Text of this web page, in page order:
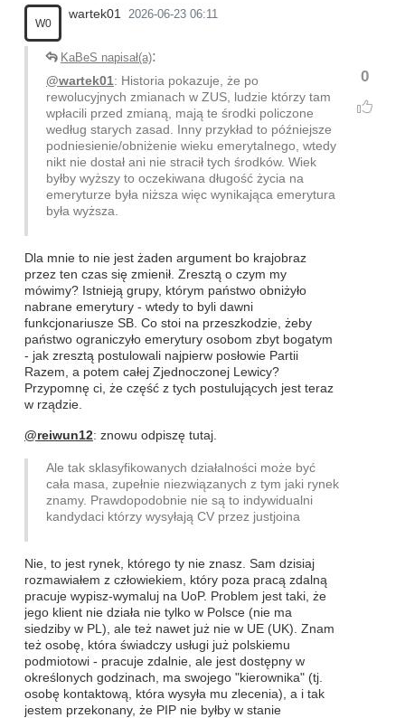
W0
wartek01 2026-06-23 06:11
0
KaBeS napisał(a):
@wartek01: Historia pokazuje, że po
rewolucyjnych zmianach w ZUS, ludzie którzy tam
wpłacili przed zmianą, mają te środki policzone
według starych zasad. Inny przykład to późniejsze
podniesienie/obniżenie wieku emerytalnego, wtedy
nikt nie dostał ani nie stracił tych środków. Wiek
byłby wyższy to oczekiwana długość życia na
emeryturze była niższa więc wynikająca emerytura
była wyższa.
Dla mnie to nie jest żaden argument bo krajobraz
przez ten czas się zmienił. Zresztą o czym my
mówimy? Istnieją grupy, którym państwo obniżyło
nabrane emerytury - wtedy to byli dawni
funkcjonariusze SB. Co stoi na przeszkodzie, żeby
państwo ograniczyło emerytury osobom zbyt bogatym
- jak zresztą postulowali najpierw posłowie Partii
Razem, a potem całej Zjednoczonej Lewicy?
Przypomnę ci, że część z tych postulujących jest teraz
w rządzie.
@reiwun12: znowu odpiszę tutaj.
Ale tak sklasyfikowanych działalności może być
cała masa, zupełnie niezwiązanych z tym jaki rynek
znamy. Prawdopodobnie nie są to indywidualni
kandydaci którzy wysyłają CV przez justjoina
Nie, to jest rynek, którego ty nie znasz. Sam dzisiaj
rozmawiałem z człowiekiem, który poza pracą zdalną
pracuje wypisz-wymaluj na UoP. Problem jest taki, że
jego klient nie działa nie tylko w Polsce (nie ma
siedziby w PL), ale też nawet już nie w UE (UK). Znam
też osobę, która świadczy usługi już polskiemu
podmiotowi - pracuje zdalnie, ale jest dostępny w
określonych godzinach, ma swojego "kierownika" (tj.
osobę kontaktową, która wysyła mu zlecenia), a i tak
jestem przekonany, że PIP nie byłby w stanie